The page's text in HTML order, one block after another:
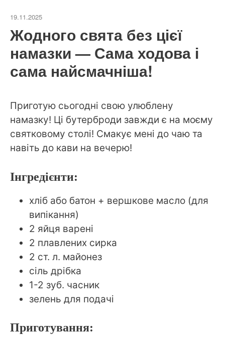
19.11.2025
Жодного свята без цієї
намазки — Сама ходова і
сама найсмачніша!
Приготую сьогодні свою улюблену
намазку! Ці бутерброди завжди є на моєму
святковому столі! Смакує мені до чаю та
навіть до кави на вечерю!
Інгредієнти:
хліб або батон + вершкове масло (для
випікання)
2 яйця варені
2 плавлених сирка
2 ст. л. майонез
сіль дрібка
1-2 зуб. часник
зелень для подачі
Приготування: